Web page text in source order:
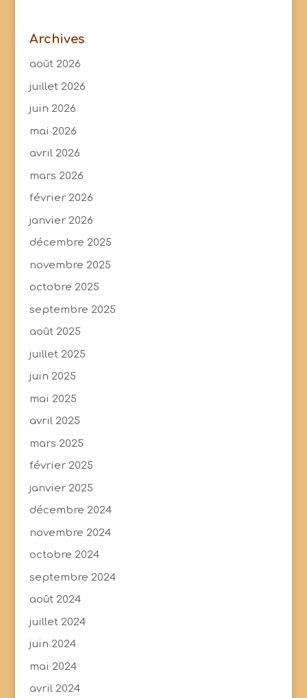
Archives
août 2026
juillet 2026
juin 2026
mai 2026
avril 2026
mars 2026
février 2026
janvier 2026
décembre 2025
novembre 2025
octobre 2025
septembre 2025
août 2025
juillet 2025
juin 2025
mai 2025
avril 2025
mars 2025
février 2025
janvier 2025
décembre 2024
novembre 2024
octobre 2024
septembre 2024
août 2024
juillet 2024
juin 2024
mai 2024
avril 2024